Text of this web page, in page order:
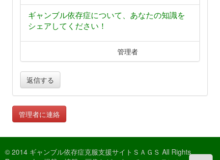
ギャンブル依存症について、あなたの知識を
シェアしてください！
管理者
返信する
管理者に連絡
© 2014 ギャンブル依存症克服支援サイトＳＡＧＳ All Rights